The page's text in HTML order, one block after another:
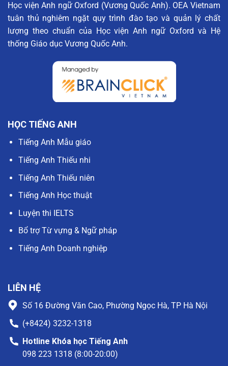
Học viện Anh ngữ Oxford (Vương Quốc Anh). OEA Vietnam
tuân thủ nghiêm ngặt quy trình đào tạo và quản lý chất
lượng theo chuẩn của Học viện Anh ngữ Oxford và Hệ
thống Giáo dục Vương Quốc Anh.
HỌC TIẾNG ANH
Tiếng Anh Mẫu giáo
Tiếng Anh Thiếu nhi
Tiếng Anh Thiếu niên
Tiếng Anh Học thuật
Luyện thi IELTS
Bổ trợ Từ vựng & Ngữ pháp
Tiếng Anh Doanh nghiệp
LIÊN HỆ
Số 16 Đường Văn Cao, Phường Ngọc Hà, TP Hà Nội
(+8424) 3232-1318
Hotline Khóa học Tiếng Anh
098 223 1318 (8:00-20:00)